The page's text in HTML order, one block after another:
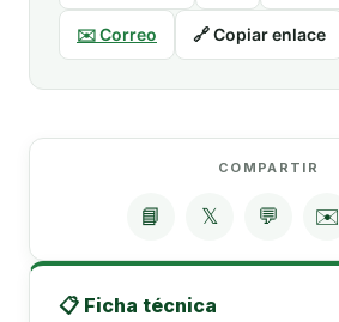
✉️ Correo 🔗 Copiar enlace
COMPARTIR
📘 𝕏 💬 ✉️
📋 Ficha técnica